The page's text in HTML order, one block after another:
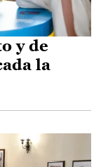
y de
la